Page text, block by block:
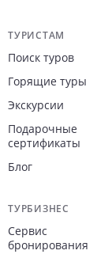
ТУРИСТАМ
Поиск туров
Горящие туры
Экскурсии
Подарочные
сертификаты
Блог
ТУРБИЗНЕС
Сервис
бронирования